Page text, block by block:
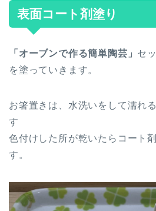
表面コート剤塗り
「オーブンで作る簡単陶芸」 セ
を塗っていきます。
お箸置きは、水洗いをして濡れ
す
色付けした所が乾いたらコート
す。